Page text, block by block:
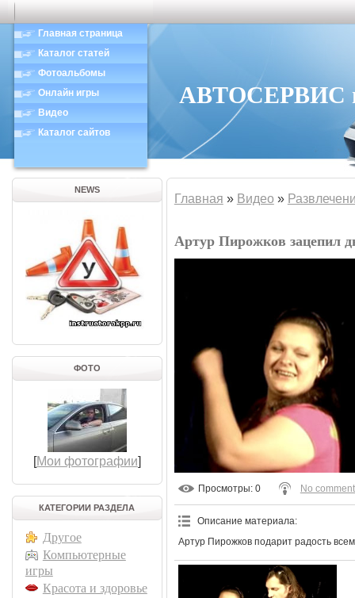
Главная страница
Каталог статей
Фотоальбомы
Онлайн игры
Видео
Каталог сайтов
АВТОСЕРВИС в
NEWS
ФОТО
[Мои фотографии]
КАТЕГОРИИ РАЗДЕЛА
Другое
Компьютерные
игры
Красота и здоровье
Главная » Видео »
Артур Пирожков зацепил
Просмотры: 0 No
Описание материала:
Артур Пирожков подарит радость